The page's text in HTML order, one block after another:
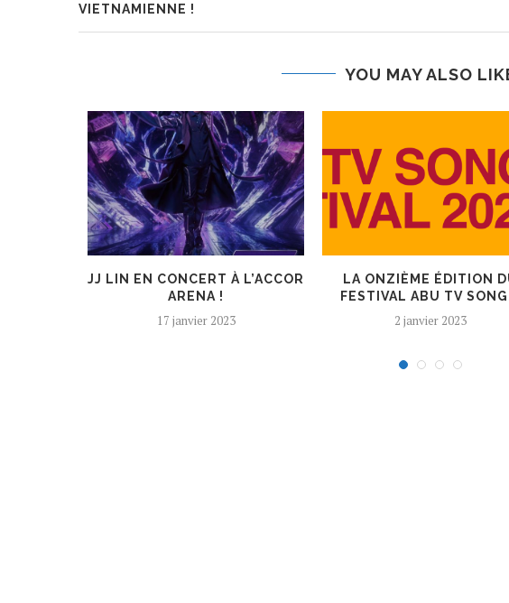
VIETNAMIENNE !
YOU MAY ALSO
JJ LIN EN CONCERT À L’ACCOR
ARENA !
17 janvier 2023
LA ONZIÈME ÉDITION
FESTIVAL ABU TV
2 janvier 2023